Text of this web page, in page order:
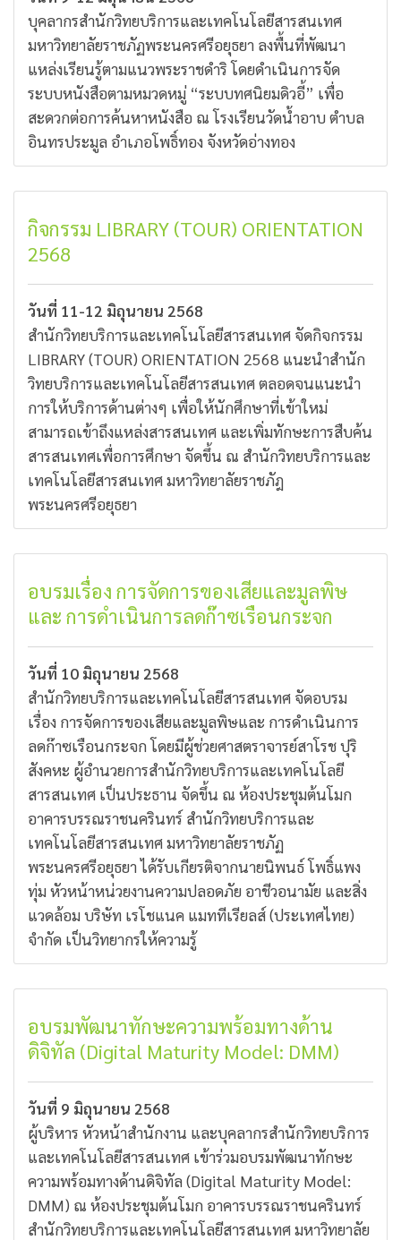
บุคลากรสำนักวิทยบริการและเทคโนโลยีสารสนเทศ
มหาวิทยาลัยราชภัฏพระนครศรีอยุธยา ลงพื้นที่พัฒนา
แหล่งเรียนรู้ตามแนวพระราชดำริ โดยดำเนินการจัด
ระบบหนังสือตามหมวดหมู่ “ระบบทศนิยมดิวอี้” เพื่อ
สะดวกต่อการค้นหาหนังสือ ณ โรงเรียนวัดน้ำอาบ ตำบล
อินทรประมูล อำเภอโพธิ์ทอง จังหวัดอ่างทอง
กิจกรรม LIBRARY (TOUR) ORIENTATION
2568
วันที่ 11-12 มิถุนายน 2568
สำนักวิทยบริการและเทคโนโลยีสารสนเทศ จัดกิจกรรม
LIBRARY (TOUR) ORIENTATION 2568 แนะนำสำนัก
วิทยบริการและเทคโนโลยีสารสนเทศ ตลอดจนแนะนำ
การให้บริการด้านต่างๆ เพื่อให้นักศึกษาที่เข้าใหม่
สามารถเข้าถึงแหล่งสารสนเทศ และเพิ่มทักษะการสืบค้น
สารสนเทศเพื่อการศึกษา จัดขึ้น ณ สำนักวิทยบริการและ
เทคโนโลยีสารสนเทศ มหาวิทยาลัยราชภัฎ
พระนครศรีอยุธยา
อบรมเรื่อง การจัดการของเสียและมูลพิษ
และ การดำเนินการลดก๊าซเรือนกระจก
วันที่ 10 มิถุนายน 2568
สำนักวิทยบริการและเทคโนโลยีสารสนเทศ จัดอบรม
เรื่อง การจัดการของเสียและมูลพิษและ การดำเนินการ
ลดก๊าซเรือนกระจก โดยมีผู้ช่วยศาสตราจารย์สาโรช ปุริ
สังคหะ ผู้อำนวยการสำนักวิทยบริการและเทคโนโลยี
สารสนเทศ เป็นประธาน จัดขึ้น ณ ห้องประชุมต้นโมก
อาคารบรรณราชนครินทร์ สำนักวิทยบริการและ
เทคโนโลยีสารสนเทศ มหาวิทยาลัยราชภัฏ
พระนครศรีอยุธยา ได้รับเกียรติจากนายนิพนธ์ โพธิ์แพง
ทุ่ม หัวหน้าหน่วยงานความปลอดภัย อาชีวอนามัย และสิ่ง
แวดล้อม บริษัท เรโชแนค แมททีเรียลส์ (ประเทศไทย)
จำกัด เป็นวิทยากรให้ความรู้
อบรมพัฒนาทักษะความพร้อมทางด้าน
ดิจิทัล (Digital Maturity Model: DMM)
วันที่ 9 มิถุนายน 2568
ผู้บริหาร หัวหน้าสำนักงาน และบุคลากรสำนักวิทยบริการ
และเทคโนโลยีสารสนเทศ เข้าร่วมอบรมพัฒนาทักษะ
ความพร้อมทางด้านดิจิทัล (Digital Maturity Model:
DMM) ณ ห้องประชุมต้นโมก อาคารบรรณราชนครินทร์
สำนักวิทยบริการและเทคโนโลยีสารสนเทศ มหาวิทยาลัย